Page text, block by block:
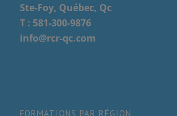
Ste-Foy, Québec, Qc
T : 581-300-9876
info@rcr-qc.com
FORMATIONS PAR RÉGION